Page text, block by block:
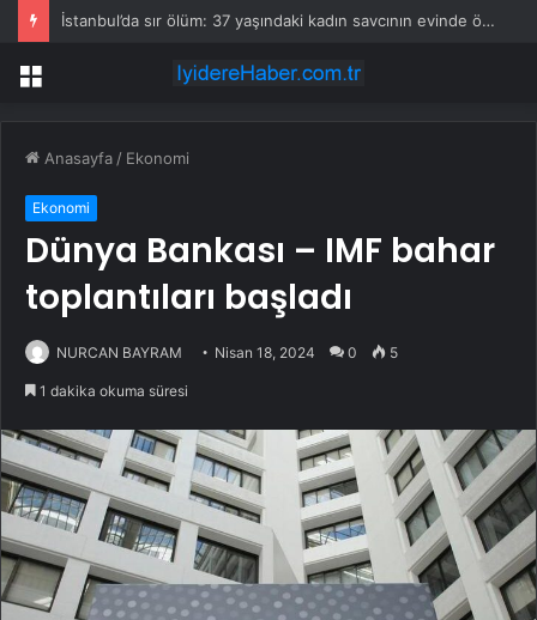
İstanbul’da sır ölüm: 37 yaşındaki kadın savcının evinde ölü bulundu!
Menü
Anasayfa / Ekonomi
Ekonomi
Dünya Bankası – IMF bahar
toplantıları başladı
NURCAN BAYRAM Nisan 18, 2024 0 5
1 dakika okuma süresi